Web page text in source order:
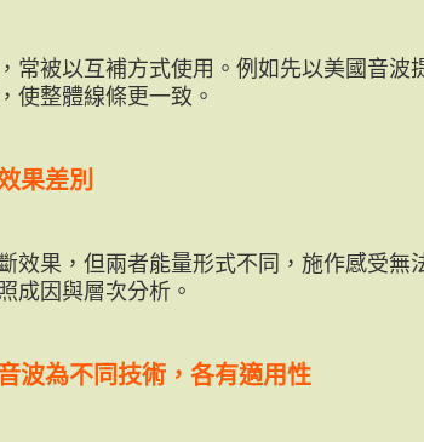
常被以互補方式使用。例如先以美國音波
使整體線條更一致。
果差別
效果，但兩者能量形式不同，施作感受無
成因與層次分析。
波為不同技術，各有適用性